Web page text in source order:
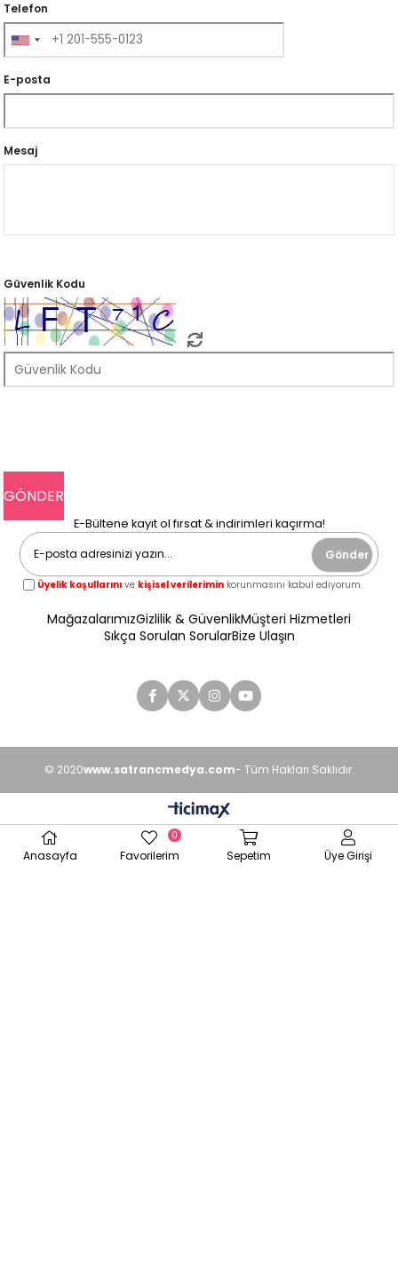
Telefon
E-posta
Mesaj
Güvenlik Kodu
E-Bültene kayıt ol fırsat & indirimleri kaçırma!
Gönder
Üyelik koşullarını ve kişisel verilerimin korunmasını kabul ediyorum.
MağazalarımızGizlilik & GüvenlikMüşteri Hizmetleri
Sıkça Sorulan SorularBize Ulaşın
© 2020www.satrancmedya.com- Tüm Hakları Saklıdır.
Anasayfa Favorilerim
0
Sepetim Üye Girişi